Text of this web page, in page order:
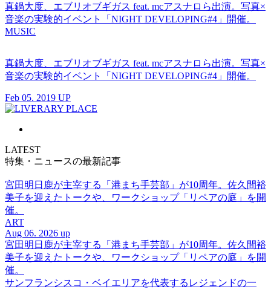
真鍋大度、エブリオブギガス feat. mcアスナロら出演。写真×
音楽の実験的イベント「NIGHT DEVELOPING#4」開催。
MUSIC
真鍋大度、エブリオブギガス feat. mcアスナロら出演。写真×
音楽の実験的イベント「NIGHT DEVELOPING#4」開催。
Feb 05. 2019 UP
LATEST
特集・ニュースの最新記事
宮田明日鹿が主宰する「港まち手芸部」が10周年。佐久間裕
美子を迎えたトークや、ワークショップ「リペアの庭」を開
催。
ART
Aug 06. 2026 up
宮田明日鹿が主宰する「港まち手芸部」が10周年。佐久間裕
美子を迎えたトークや、ワークショップ「リペアの庭」を開
催。
サンフランシスコ・ベイエリアを代表するレジェンドの一